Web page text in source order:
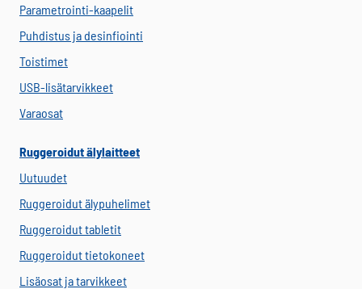
Parametrointi-kaapelit
Puhdistus ja desinfiointi
Toistimet
USB-lisätarvikkeet
Varaosat
Ruggeroidut älylaitteet
Uutuudet
Ruggeroidut älypuhelimet
Ruggeroidut tabletit
Ruggeroidut tietokoneet
Lisäosat ja tarvikkeet